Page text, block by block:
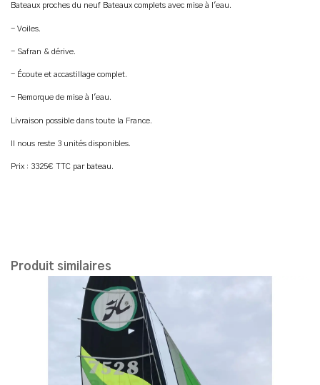
Bateaux proches du neuf Bateaux complets avec mise à l'eau.
- Voiles.
- Safran & dérive.
- Écoute et accastillage complet.
- Remorque de mise à l'eau.
Livraison possible dans toute la France.
Il nous reste 3 unités disponibles.
Prix : 3325€ TTC par bateau.
Produit similaires